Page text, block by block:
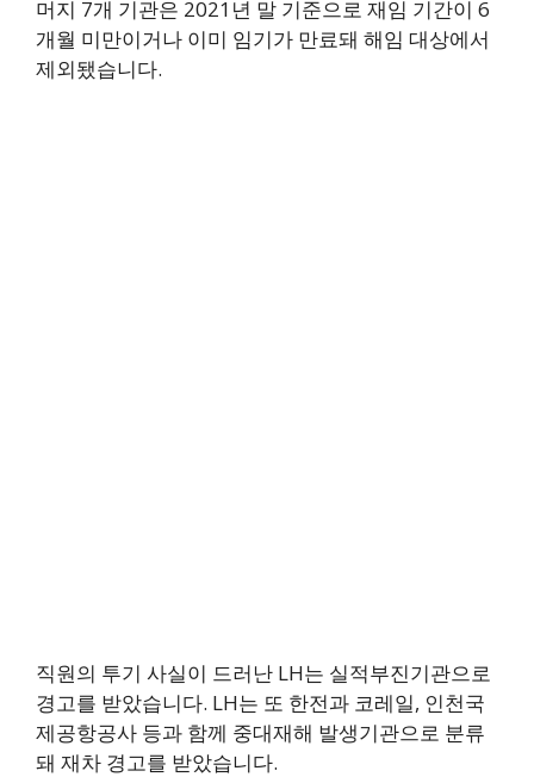
머지 7개 기관은 2021년 말 기준으로 재임 기간이 6
개월 미만이거나 이미 임기가 만료돼 해임 대상에서
제외됐습니다.
직원의 투기 사실이 드러난 LH는 실적부진기관으로
경고를 받았습니다. LH는 또 한전과 코레일, 인천국
제공항공사 등과 함께 중대재해 발생기관으로 분류
돼 재차 경고를 받았습니다.